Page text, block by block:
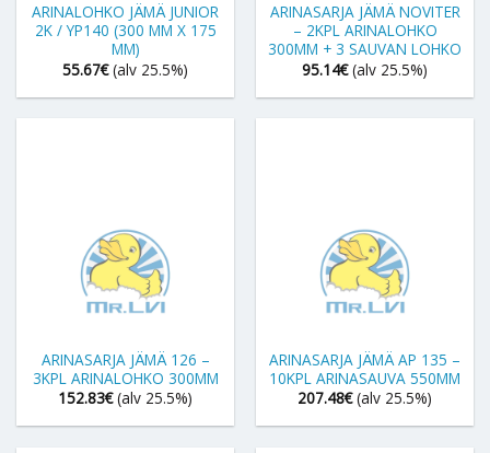
ARINALOHKO JÄMÄ JUNIOR
2K / YP140 (300 MM X 175
MM)
55.67€ (alv 25.5%)
ARINASARJA JÄMÄ NOVITER
– 2KPL ARINALOHKO
300MM + 3 SAUVAN LOHKO
95.14€ (alv 25.5%)
ARINASARJA JÄMÄ 126 –
3KPL ARINALOHKO 300MM
152.83€ (alv 25.5%)
ARINASARJA JÄMÄ AP 135 –
10KPL ARINASAUVA 550MM
207.48€ (alv 25.5%)